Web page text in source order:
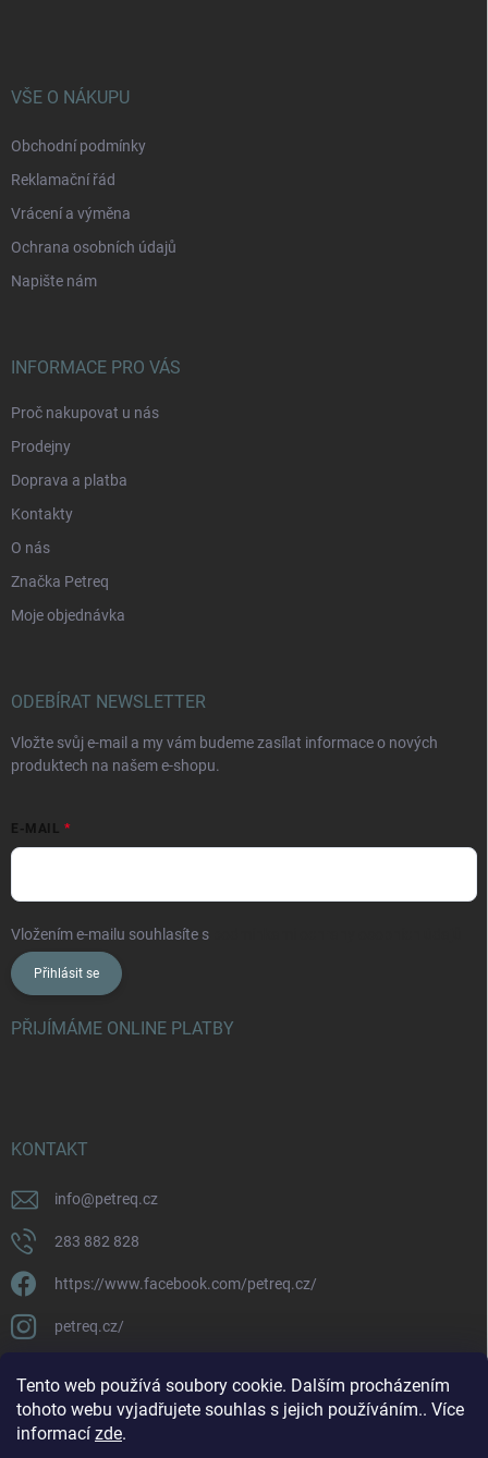
Tento web používá soubory cookie. Dalším procházením
tohoto webu vyjadřujete souhlas s jejich používáním.. Více
informací zde.
VŠE O NÁKUPU
Obchodní podmínky
Reklamační řád
Vrácení a výměna
Ochrana osobních údajů
Napište nám
INFORMACE PRO VÁS
Proč nakupovat u nás
Prodejny
Doprava a platba
Kontakty
O nás
Značka Petreq
Moje objednávka
ODEBÍRAT NEWSLETTER
Vložte svůj e-mail a my vám budeme zasílat informace o nových
produktech na našem e-shopu.
E-MAIL
Vložením e-mailu souhlasíte s
Přihlásit se
PŘIJÍMÁME ONLINE PLATBY
KONTAKT
info@petreq.cz
283 882 828
https://www.facebook.com/petreq.cz/
petreq.cz/